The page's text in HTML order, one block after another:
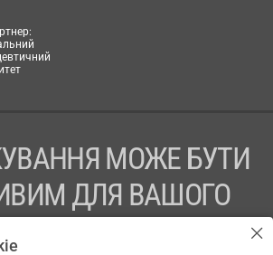
МОЖЕ БУТИ
ДЛЯ ВАШОГО